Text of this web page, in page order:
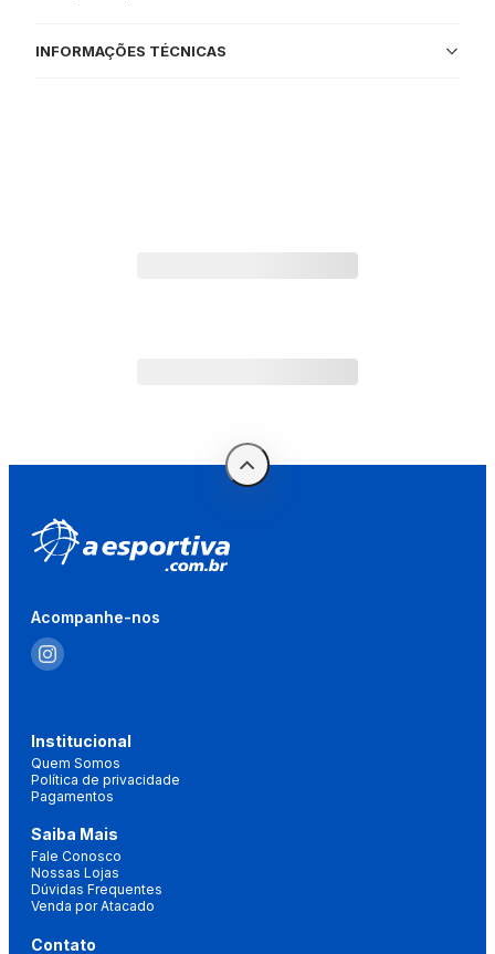
INFORMAÇÕES TÉCNICAS
Acompanhe-nos
Institucional
Quem Somos
Política de privacidade
Pagamentos
Saiba Mais
Fale Conosco
Nossas Lojas
Dúvidas Frequentes
Venda por Atacado
Contato